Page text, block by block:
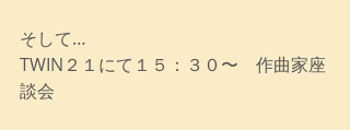
そして…
TWIN２１にて１５：３０〜　作曲家座
談会